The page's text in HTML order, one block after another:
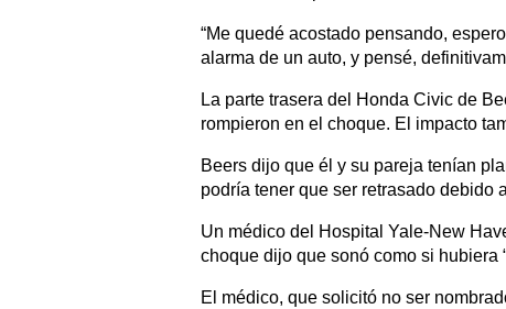
“Me quedé acostado pensando,
alarma de un auto, y pensé,
La parte trasera del Honda Civic de
rompieron en el choque. El impacto
Beers dijo que él y su pareja tenían
podría tener que ser retrasado debido
Un médico del Hospital Yale-New
choque dijo que sonó como si hubiera
El médico, que solicitó no ser